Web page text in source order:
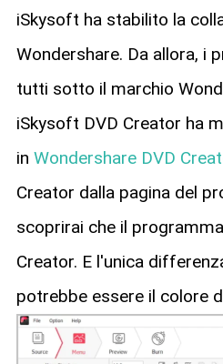
iSkysoft ha stabilito la
Wondershare. Da allora, i
tutti sotto il marchio
iSkysoft DVD Creator ha
in Wondershare DVD
Creator dalla pagina del
scoprirai che il
Creator. E l'unica
potrebbe essere il colore